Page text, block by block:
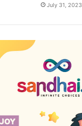
July 31, 2023